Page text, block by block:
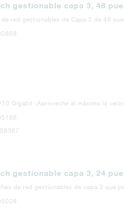
gestionable capa 3, 48
red gestionables de Capa 3 de 48
Gigabit ¡Aproveche al máximo la
gestionable capa 3, 24
de red gestionables de capa 3 que